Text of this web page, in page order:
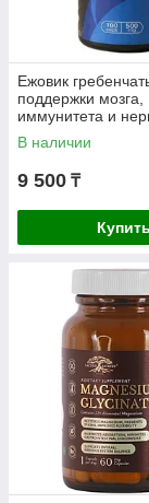
Ежовик
поддержки мозга,
иммунитета и
системы., 500мг,
Evenk
В наличии
9 500 ₸
Купить